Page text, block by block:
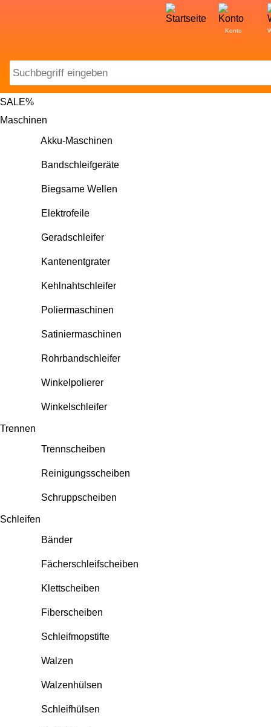
Konto
SALE%
Maschinen
Akku-Maschinen
Bandschleifgeräte
Biegsame Wellen
Elektrofeile
Geradschleifer
Kantenentgrater
Kehlnahtschleifer
Poliermaschinen
Satiniermaschinen
Rohrbandschleifer
Winkelpolierer
Winkelschleifer
Trennen
Trennscheiben
Reinigungsscheiben
Schruppscheiben
Schleifen
Bänder
Fächerschleifscheiben
Klettscheiben
Fiberscheiben
Schleifmopstifte
Walzen
Walzenhülsen
Schleifhülsen